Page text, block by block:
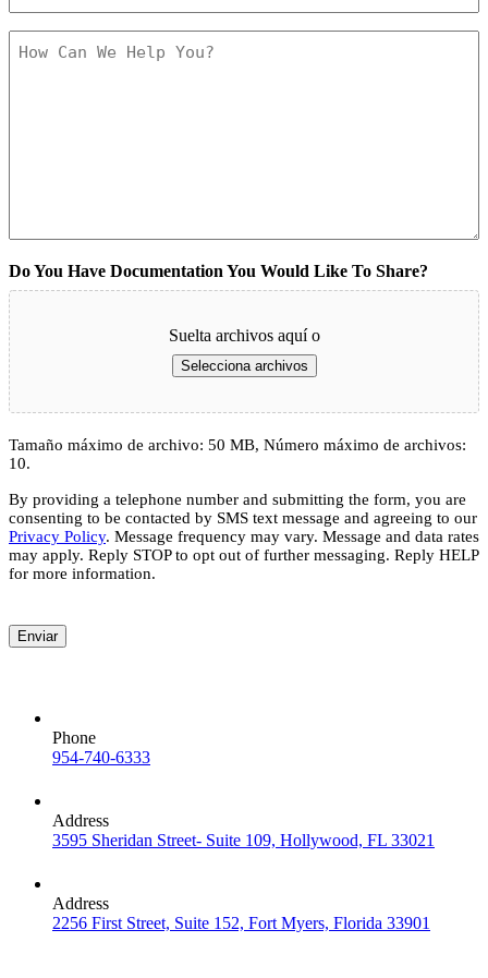
Can
Do You Have Documentation You Would Like To Share?
Suelta archivos aquí o
Selecciona archivos
Tamaño máximo de archivo: 50 MB, Número máximo de archivos:
10.
By providing a telephone number and submitting the form, you are
consenting to be contacted by SMS text message and agreeing to our
Privacy Policy. Message frequency may vary. Message and data rates
may apply. Reply STOP to opt out of further messaging. Reply HELP
for more information.
Enviar
Phone
954-740-6333
Address
3595 Sheridan Street- Suite 109, Hollywood, FL 33021
Address
2256 First Street, Suite 152, Fort Myers, Florida 33901